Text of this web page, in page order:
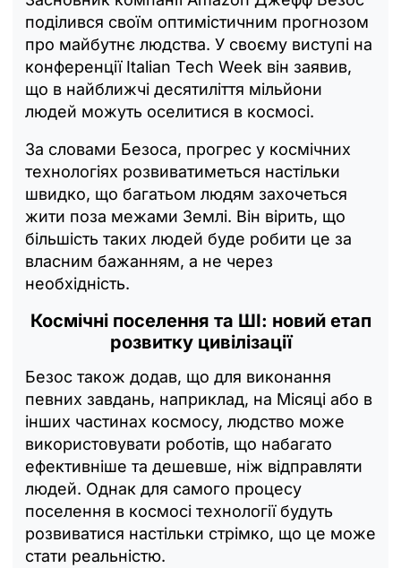
поділився своїм оптимістичним прогнозом
про майбутнє людства. У своєму виступі на
конференції Italian Tech Week він заявив,
що в найближчі десятиліття мільйони
людей можуть оселитися в космосі.
За словами Безоса, прогрес у космічних
технологіях розвиватиметься настільки
швидко, що багатьом людям захочеться
жити поза межами Землі. Він вірить, що
більшість таких людей буде робити це за
власним бажанням, а не через
необхідність.
Космічні поселення та ШІ: новий етап
розвитку цивілізації
Безос також додав, що для виконання
певних завдань, наприклад, на Місяці або в
інших частинах космосу, людство може
використовувати роботів, що набагато
ефективніше та дешевше, ніж відправляти
людей. Однак для самого процесу
поселення в космосі технології будуть
розвиватися настільки стрімко, що це може
стати реальністю.